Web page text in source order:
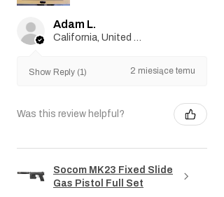
Adam L.
Show Reply (1) 2 miesiące temu
Was this review helpful?
Socom MK23 Fixed Slide
Gas Pistol Full Set